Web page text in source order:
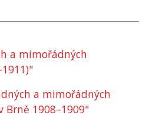
a mimořádných
a mimořádných
Brně 1908–1909"